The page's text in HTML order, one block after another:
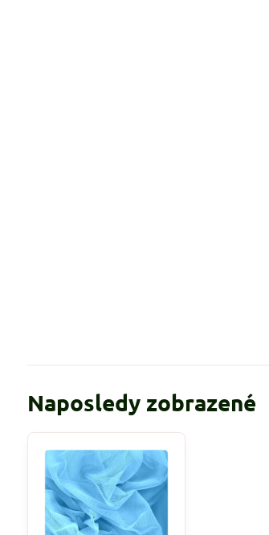
Naposledy zobrazené